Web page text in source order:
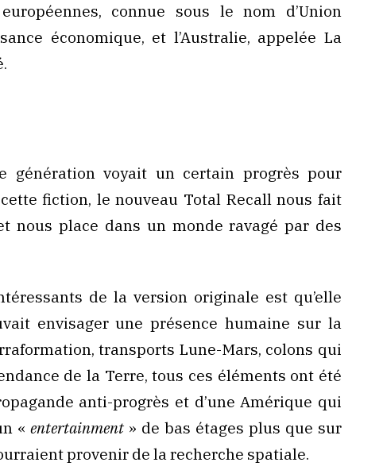
connue sous le nom d’Union
économique, et l’Australie, appelée La
génération voyait un certain progrès pour
fiction, le nouveau Total Recall nous fait
nous place dans un monde ravagé par des
de la version originale est qu’elle
envisager une présence humaine sur la
transports Lune-Mars, colons qui
de la Terre, tous ces éléments ont été
anti-progrès et d’une Amérique qui
« entertainment » de bas étages plus que sur
provenir de la recherche spatiale.